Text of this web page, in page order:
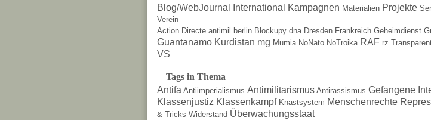
Blog/WebJournal International Kampagnen Materialien Projekte
Verein
Action Directe antimil berlin Blockupy dna Dresden Frankreich Geheimdienst
Guantanamo Kurdistan mg Mumia NoNato NoTroika RAF rz
VS
Tags in Thema
Antifa Antiimperialismus Antimilitarismus Antirassismus Gefangene
Klassenjustiz Klassenkampf Knastsystem Menschenrechte
& Tricks Widerstand Überwachungsstaat